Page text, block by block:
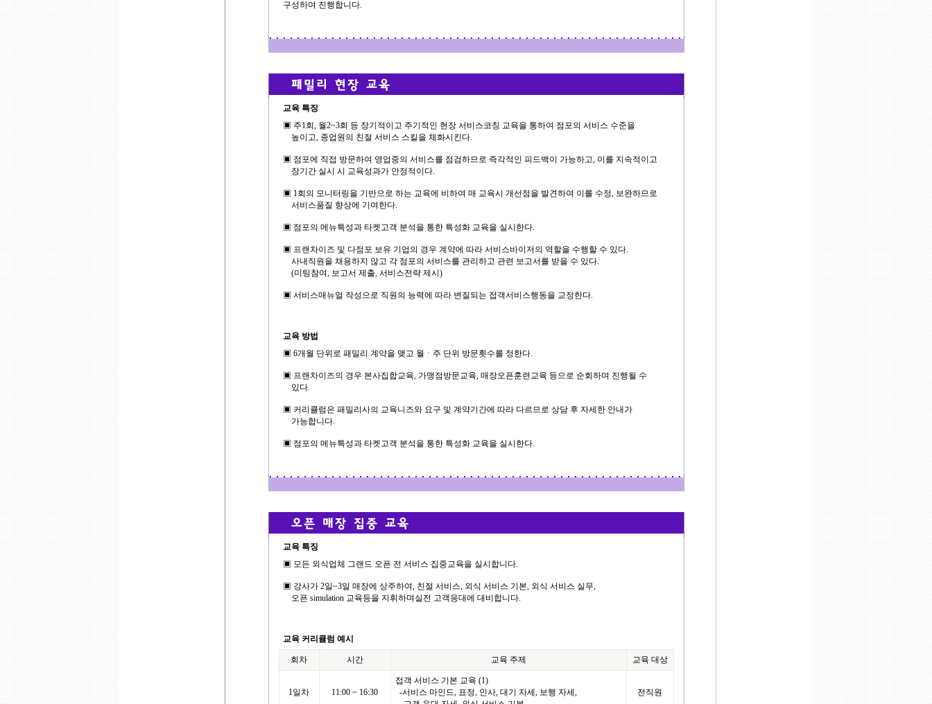
구성하여 진행합니다.
교육 특징
▣ 주1회, 월2~3회 등 장기적이고 주기적인 현장 서비스코칭 교육을 통하여 점포의 서비스 수준을
높이고, 종업원의 친절 서비스 스킬을 체화시킨다.
▣ 점포에 직접 방문하여 영업중의 서비스를 점검하므로 즉각적인 피드백이 가능하고, 이를 지속적이고
장기간 실시 시 교육성과가 안정적이다.
▣ 1회의 모니터링을 기반으로 하는 교육에 비하여 매 교육시 개선점을 발견하여 이를 수정, 보완하므로
서비스품질 향상에 기여한다.
▣ 점포의 메뉴특성과 타켓고객 분석을 통한 특성화 교육을 실시한다.
▣ 프랜차이즈 및 다점포 보유 기업의 경우 계약에 따라 서비스바이저의 역할을 수행할 수 있다.
사내직원을 채용하지 않고 각 점포의 서비스를 관리하고 관련 보고서를 받을 수 있다.
(미팅참여, 보고서 제출, 서비스전략 제시)
▣ 서비스매뉴얼 작성으로 직원의 능력에 따라 변질되는 접객서비스행동을 교정한다.
교육 방법
▣ 6개월 단위로 패밀리 계약을 맺고 월ㆍ주 단위 방문횟수를 정한다.
▣ 프랜차이즈의 경우 본사집합교육, 가맹점방문교육, 매장오픈훈련교육 등으로 순회하며 진행될 수
있다.
▣ 커리큘럼은 패밀리사의 교육니즈와 요구 및 계약기간에 따라 다르므로 상담 후 자세한 안내가
가능합니다.
▣ 점포의 메뉴특성과 타켓고객 분석을 통한 특성화 교육을 실시한다.
교육 특징
▣ 모든 외식업체 그랜드 오픈 전 서비스 집중교육을 실시합니다.
▣ 강사가 2일~3일 매장에 상주하여, 친절 서비스, 외식 서비스 기본, 외식 서비스 실무,
오픈 simulation 교육등을 지휘하며실전 고객응대에 대비합니다.
교육 커리큘럼 예시
회차 시간 교육 주제 교육 대상
1일차 11:00 ~ 16:30
접객 서비스 기본 교육 (1)
-서비스 마인드, 표정, 인사, 대기 자세, 보행 자세,
전직원